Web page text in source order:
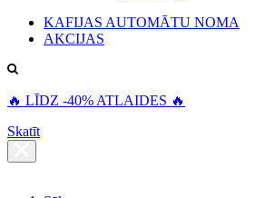
KAFIJAS AUTOMĀTU NOMA
AKCIJAS
🔥 LĪDZ -40% ATLAIDES 🔥
Skatīt